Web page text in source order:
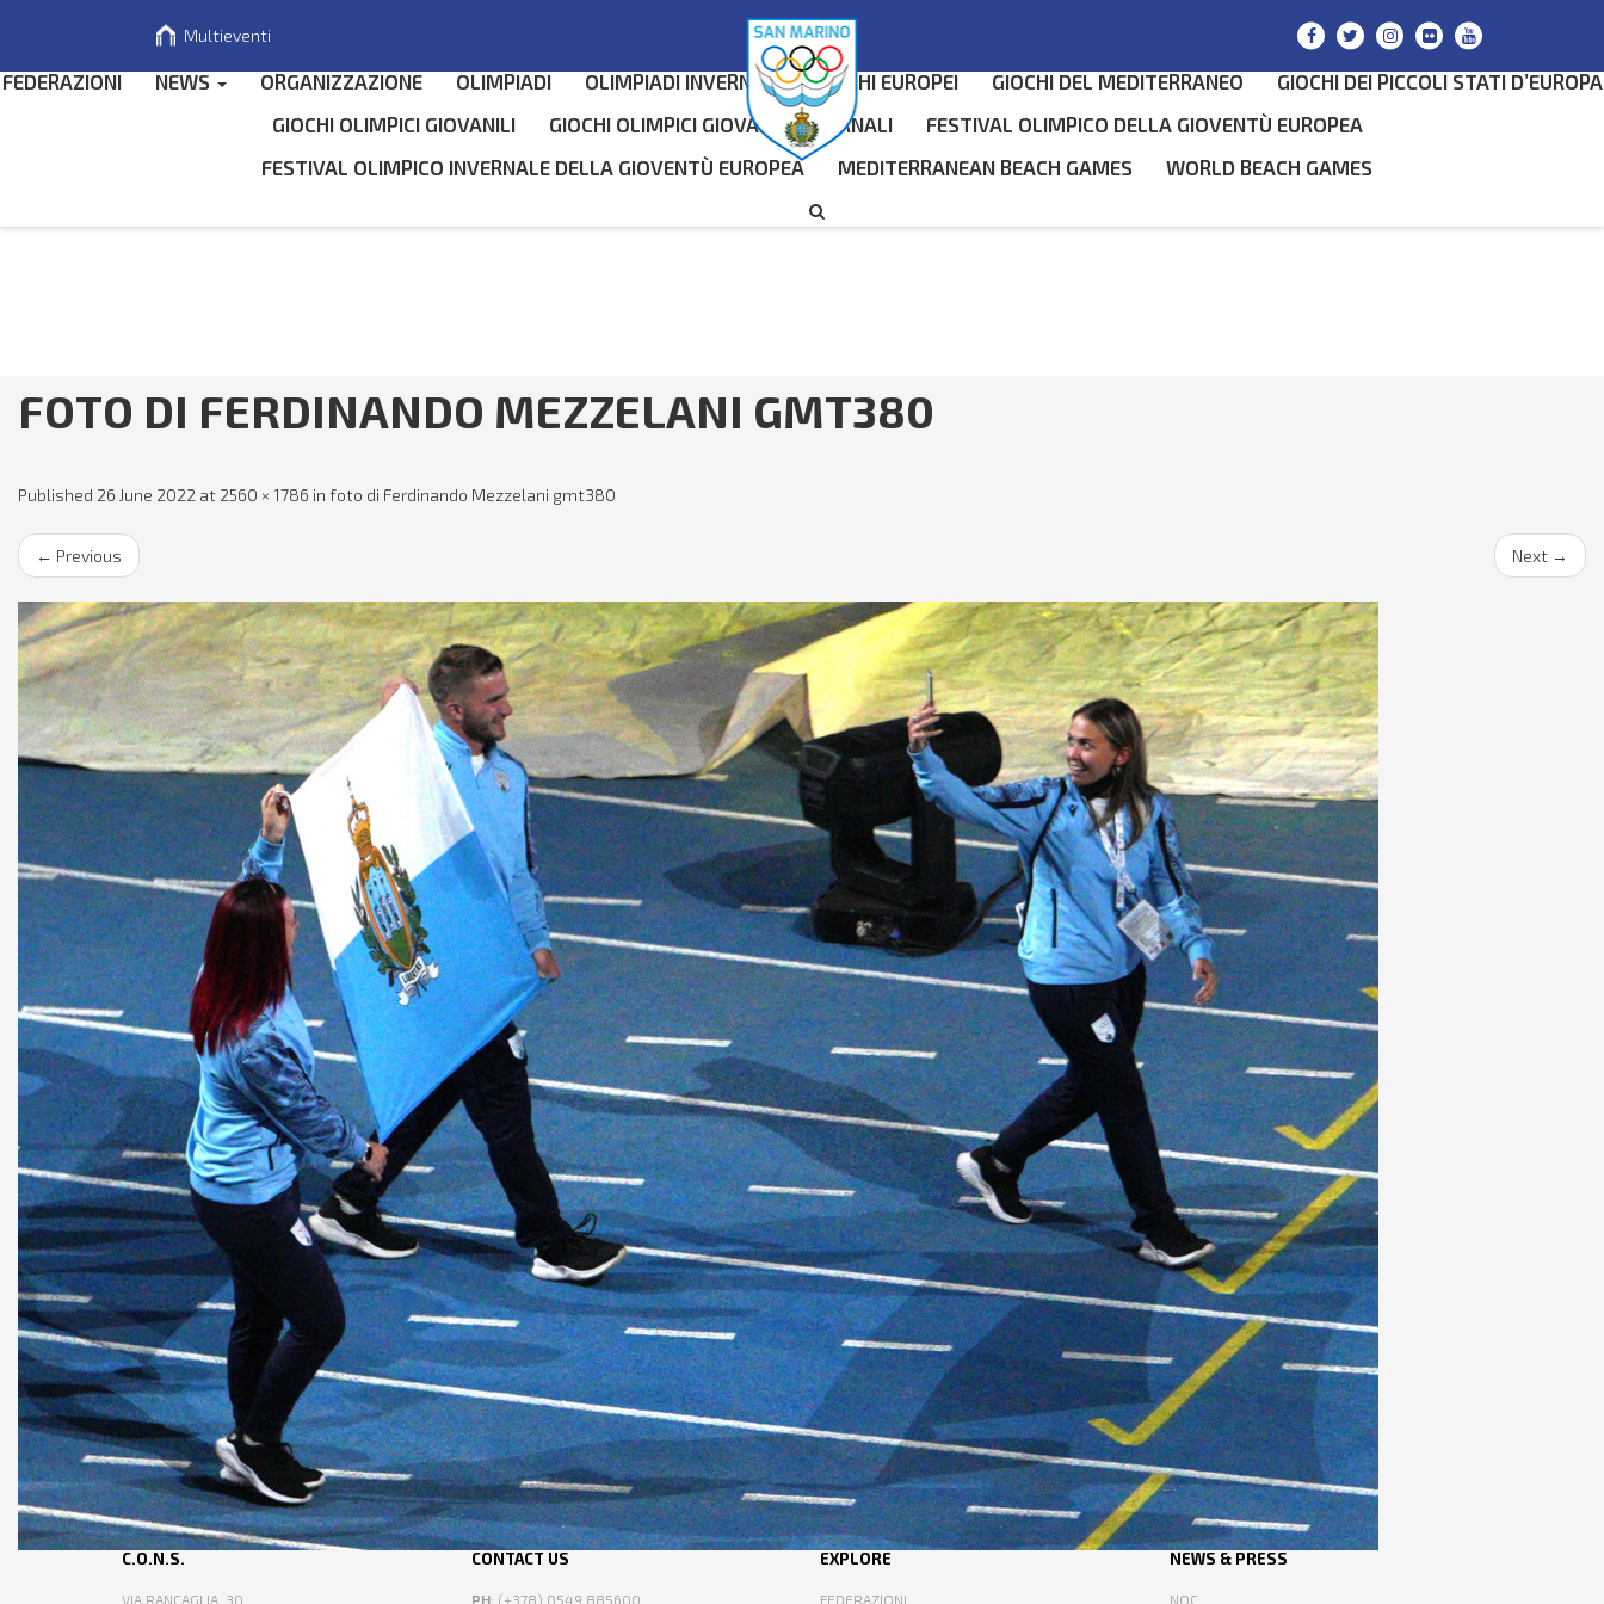
Multieventi
FEDERAZIONI NEWS ORGANIZZAZIONE OLIMPIADI OLIMPIADI INVERNALI GIOCHI EUROPEI GIOCHI DEL MEDITERRANEO
GIOCHI DEI PICCOLI STATI D’EUROPA
GIOCHI OLIMPICI GIOVANILI
GIOCHI OLIMPICI GIOVANILI INVERNALI
FESTIVAL OLIMPICO DELLA GIOVENTÙ EUROPEA
FESTIVAL OLIMPICO INVERNALE DELLA GIOVENTÙ EUROPEA
MEDITERRANEAN BEACH GAMES WORLD BEACH GAMES
for
FOTO DI FERDINANDO MEZZELANI GMT380
Published 26 June 2022 at 2560 × 1786 in foto di Ferdinando Mezzelani gmt380
← Previous Next →
C.O.N.S.
VIA RANCAGLIA, 30
CONTACT US
PH: (+378) 0549 885600
EXPLORE
FEDERAZIONI
NEWS & PRESS
NOC